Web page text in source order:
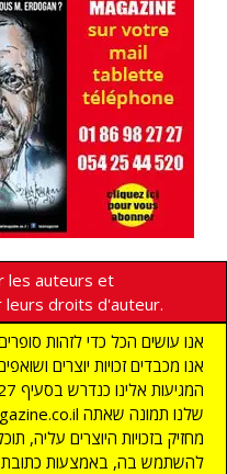
les auteurs et
droits d'auteur.
אנו עושים הכל כדי לזהות
אנו מכבדים זכויות יוצרים
מחזיק בזכויות היוצרים עליה,
להשתמש בה, באמצעות כתובת